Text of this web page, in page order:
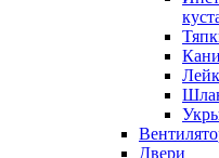
Двери